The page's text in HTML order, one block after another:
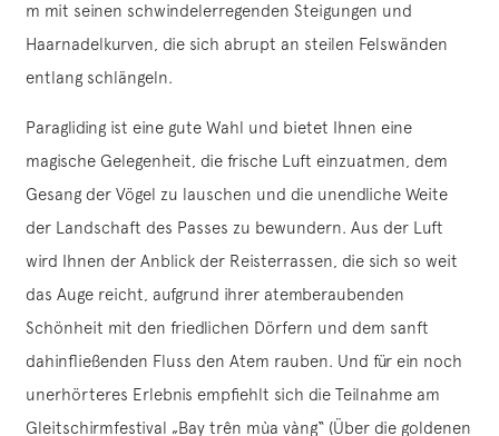
m mit seinen schwindelerregenden Steigungen und
Haarnadelkurven, die sich abrupt an steilen Felswänden
entlang schlängeln.
Paragliding ist eine gute Wahl und bietet Ihnen eine
magische Gelegenheit, die frische Luft einzuatmen, dem
Gesang der Vögel zu lauschen und die unendliche Weite
der Landschaft des Passes zu bewundern. Aus der Luft
wird Ihnen der Anblick der Reisterrassen, die sich so weit
das Auge reicht, aufgrund ihrer atemberaubenden
Schönheit mit den friedlichen Dörfern und dem sanft
dahinfließenden Fluss den Atem rauben. Und für ein noch
unerhörteres Erlebnis empfiehlt sich die Teilnahme am
Gleitschirmfestival „Bay trên mùa vàng“ (Über die goldenen